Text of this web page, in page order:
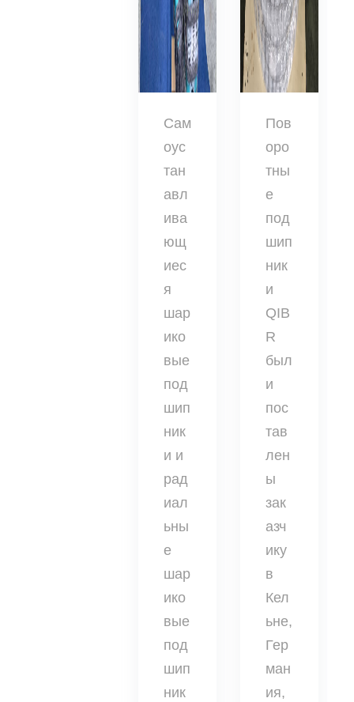
Сам
оус
тан
авл
ива
ющ
иес
я
шар
ико
вые
под
шип
ник
и и
рад
иал
ьны
е
шар
ико
вые
под
шип
ник
Пов
оро
тны
е
под
шип
ник
и
QIB
R
был
и
пос
тав
лен
ы
зак
азч
ику
в
Кел
ьне,
Гер
ман
ия,